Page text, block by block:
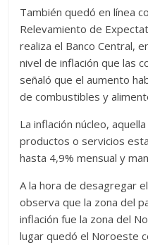
También quedó en línea
Relevamiento de
realiza el Banco Central,
nivel de inflación que las
señaló que el aumento
de combustibles y
La inflación núcleo,
productos o servicios
hasta 4,9% mensual y
A la hora de desagregar
observa que la zona del
inflación fue la zona del
lugar quedó el Noroeste